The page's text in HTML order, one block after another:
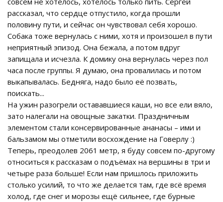
рассказал, что сердце отпустило, когда прошли
половину пути, и сейчас он чувствовал себя хорошо.
Собака тоже вернулась с ними, хотя и произошел в пути
неприятный эпизод. Она бежала, а потом вдруг
запищала и исчезла. К домику она вернулась через пол
часа после группы. Я думаю, она провалилась и потом
выкапывалась. Бедняга, надо было её позвать,
поискать...
На ужин разогрели остававшиеся каши, но все ели вяло,
зато налегали на овощные закатки. Праздничным
элементом стали консервированные ананасы – ими и
бальзамом мы отметили восхождение на Говерлу :)
Теперь, преодолев 2061 метр, я буду совсем по-другому
относиться к рассказам о подъёмах на вершины в три и
четыре раза больше! Если нам пришлось приложить
столько усилий, то что же делается там, где всё время
холод, где снег и морозы ещё сильнее, где бурные